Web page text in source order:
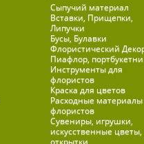
Сыпучий материал
Вставки, Прищепки,
Липучки
Бусы, Булавки
Флористический
Пиафлор,
Инструменты для
флористов
Краска для цветов
Расходные
флористов
Сувениры, игрушки,
искусственные цветы,
открытки